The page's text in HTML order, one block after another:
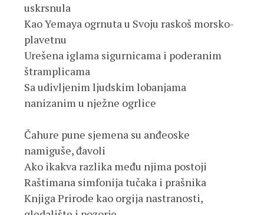
uskrsnula
Kao Yemaya ogrnuta u Svoju raskoš morsko-
plavetnu
Urešena iglama sigurnicama i poderanim
štramplicama
Sa udivljenim ljudskim lobanjama
nanizanim u nježne ogrlice
Čahure pune sjemena su anđeoske
namiguše, đavoli
Ako ikakva razlika među njima postoji
Raštimana simfonija tučaka i prašnika
Knjiga Prirode kao orgija nastranosti,